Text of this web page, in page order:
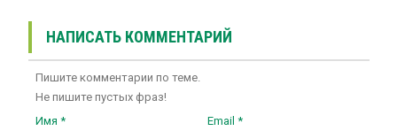
НАПИСАТЬ КОММЕНТАРИЙ
Пишите комментарии по теме.
Не пишите пустых фраз!
Имя *
Email *